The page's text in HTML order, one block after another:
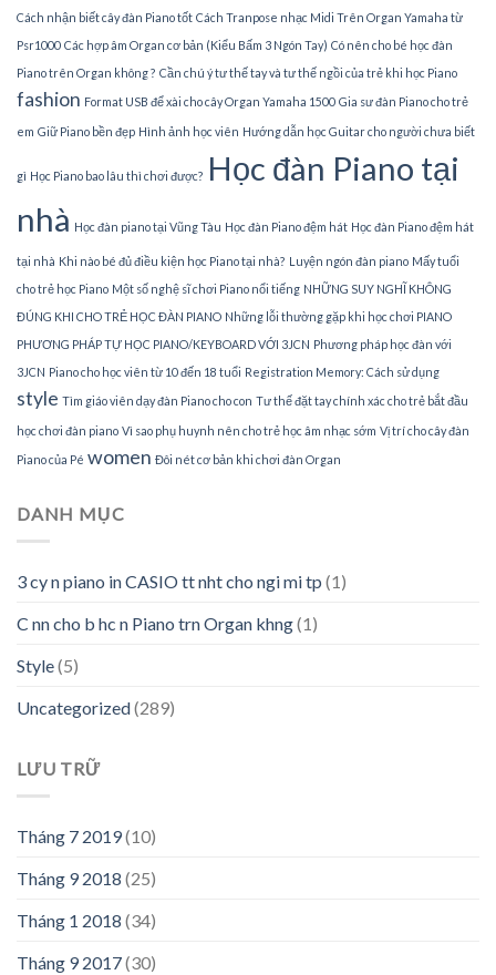
Cách nhận biết cây đàn Piano tốt Cách Tranpose nhạc Midi Trên Organ Yamaha từ
Psr1000 Các hợp âm Organ cơ bản (Kiểu Bấm 3 Ngón Tay) Có nên cho bé học đàn
Piano trên Organ không ? Cần chú ý tư thế tay và tư thế ngồi của trẻ khi học Piano
fashion Format USB để xài cho cây Organ Yamaha 1500 Gia sư đàn Piano cho trẻ
em Giữ Piano bền đẹp Hình ảnh học viên Hướng dẫn học Guitar cho người chưa biết
gì Học Piano bao lâu thì chơi được? Học đàn Piano tại
nhà Học đàn piano tại Vũng Tàu Học đàn Piano đệm hát Học đàn Piano đệm hát
tại nhà Khi nào bé đủ điều kiện học Piano tại nhà? Luyện ngón đàn piano Mấy tuổi
cho trẻ học Piano Một số nghệ sĩ chơi Piano nổi tiếng NHỮNG SUY NGHĨ KHÔNG
ĐÚNG KHI CHO TRẺ HỌC ĐÀN PIANO Những lỗi thường gặp khi học chơi PIANO
PHƯƠNG PHÁP TỰ HỌC PIANO/KEYBOARD VỚI 3JCN Phương pháp học đàn với
3JCN Piano cho học viên từ 10 đến 18 tuổi Registration Memory: Cách sử dụng
style Tìm giáo viên dạy đàn Piano cho con Tư thế đặt tay chính xác cho trẻ bắt đầu
học chơi đàn piano Vì sao phụ huynh nên cho trẻ học âm nhạc sớm Vị trí cho cây đàn
Piano của Pé women Đôi nét cơ bản khi chơi đàn Organ
DANH MỤC
3 cy n piano in CASIO tt nht cho ngi mi tp (1)
C nn cho b hc n Piano trn Organ khng(1)
Style(5)
Uncategorized(289)
LƯU TRỮ
Tháng 7 2019(10)
Tháng 9 2018 (25)
Tháng 1 2018 (34)
Tháng 9 2017(30)